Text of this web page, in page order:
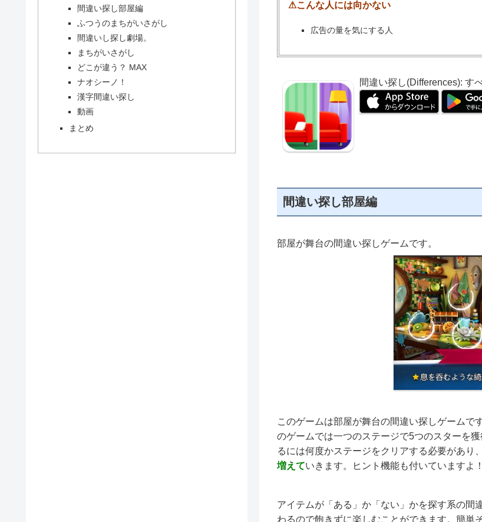
⚠こんな人には向かない
広告の量を気にする人
間違い探し(Differences): す
間違い探し部屋編
部屋が舞台の間違い探しゲームです。
このゲームは部屋が舞台の間違い探しゲームで
のゲームでは一つのステージで5つのスターを
るには何度かステージをクリアする必要があり、
増えていきます。ヒント機能も付いていますよ！
アイテムが「ある」か「ない」かを探す系の間
わるので飽きずに楽しむことができます。簡単
間違い探し部屋編
ふつうのまちがいさがし
間違いし探し劇場。
まちがいさがし
どこが違う？ MAX
ナオシーノ！
漢字間違い探し
動画
まとめ